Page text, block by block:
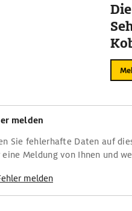
melden
Sie fehlerhafte Daten auf
eine Meldung von Ihnen und
melden